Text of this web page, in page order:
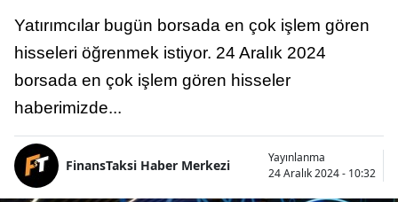
Yatırımcılar bugün borsada en çok işlem gören
hisseleri öğrenmek istiyor. 24 Aralık 2024
borsada en çok işlem gören hisseler
haberimizde...
FinansTaksi Haber Merkezi
Yayınlanma
24 Aralık 2024 - 10:32